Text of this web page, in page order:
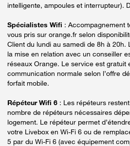
intelligente, ampoules et interrupteur).
Spécialistes Wifi : Accompagnement
vous pris sur orange.fr selon
Client du lundi au samedi de 8h à 20h.
la mise en relation avec un conseiller
réseaux Orange. Le service est gratuit
communication normale selon l’offre
forfait mobile.
Répéteur Wifi 6 : Les répéteurs
nombre de répéteurs nécessaires
logement. Le répéteur permet
votre Livebox en Wi-Fi 6 ou de
5 par du Wi-Fi 6 (avec équipement